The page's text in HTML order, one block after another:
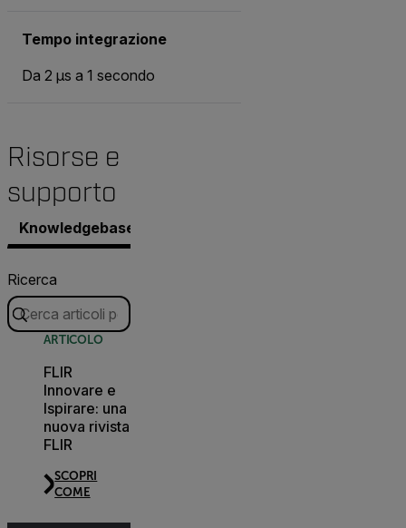
Tempo integrazione
Da 2 µs a 1 secondo
Risorse e
supporto
Knowledgebase
Ricerca
ARTICOLO
FLIR
Innovare e
Ispirare: una
nuova rivista
FLIR
SCOPRI
COME